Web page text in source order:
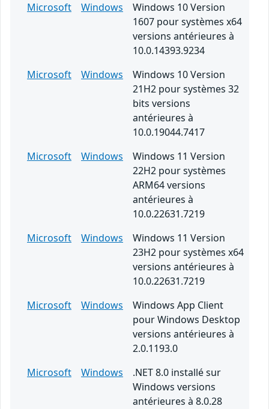
Microsoft
Windows
Windows 10 Version
1607 pour systèmes x64
versions antérieures à
10.0.14393.9234
Microsoft
Windows
Windows 10 Version
21H2 pour systèmes 32
bits versions
antérieures à
10.0.19044.7417
Microsoft
Windows
Windows 11 Version
22H2 pour systèmes
ARM64 versions
antérieures à
10.0.22631.7219
Microsoft
Windows
Windows 11 Version
23H2 pour systèmes x64
versions antérieures à
10.0.22631.7219
Microsoft
Windows
Windows App Client
pour Windows Desktop
versions antérieures à
2.0.1193.0
Microsoft
Windows
.NET 8.0 installé sur
Windows versions
antérieures à 8.0.28